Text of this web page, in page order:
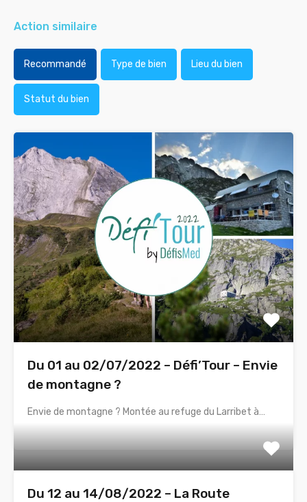
Action similaire
Recommandé Type de bien Lieu du bien
Statut du bien
Du 01 au 02/07/2022 – Défi’Tour – Envie
de montagne ?
Envie de montagne ? Montée au refuge du Larribet à…
Du 12 au 14/08/2022 – La Route